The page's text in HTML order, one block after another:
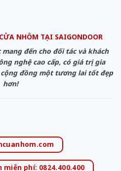
NHÔM TẠI SAIGONDOOR
mang đến cho đối tác và khách
nghệ cao cấp, có giá trị gia
đồng một tương lai tốt đẹp
hơn!
phí: 0824.400.400